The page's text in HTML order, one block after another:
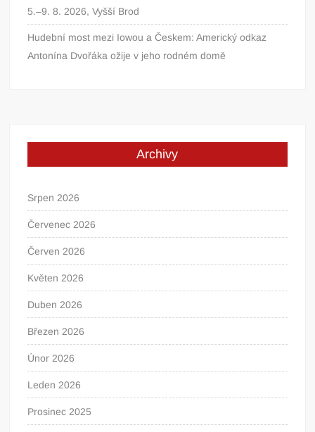
5.–9. 8. 2026, Vyšší Brod
Hudební most mezi Iowou a Českem: Americký odkaz
Antonína Dvořáka ožije v jeho rodném domě
Archivy
Srpen 2026
Červenec 2026
Červen 2026
Květen 2026
Duben 2026
Březen 2026
Únor 2026
Leden 2026
Prosinec 2025